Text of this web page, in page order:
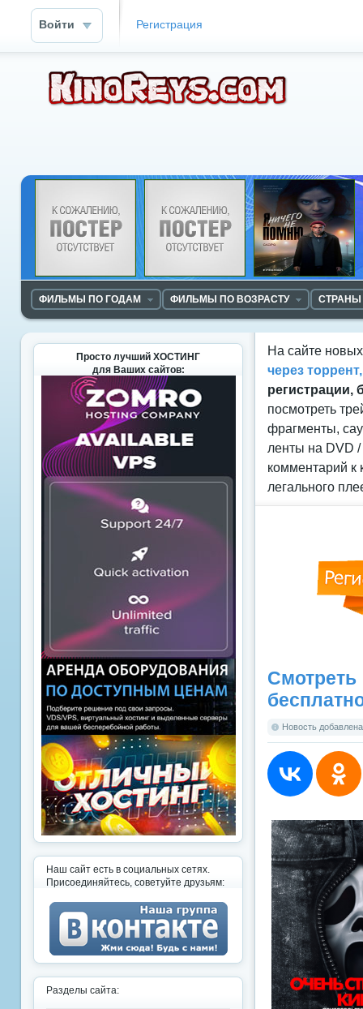
Войти Регистрация
ФИЛЬМЫ ПО ГОДАМ ФИЛЬМЫ ПО ВОЗРАСТУ
На сайте
через
регистрации,
посмотреть
фрагменты,
ленты на DVD
комментарий к
легального
Новость
Просто лучший ХОСТИНГ
для Ваших сайтов:
Наш сайт есть в социальных сетях.
Присоединяйтесь, советуйте друзьям:
Разделы сайта: